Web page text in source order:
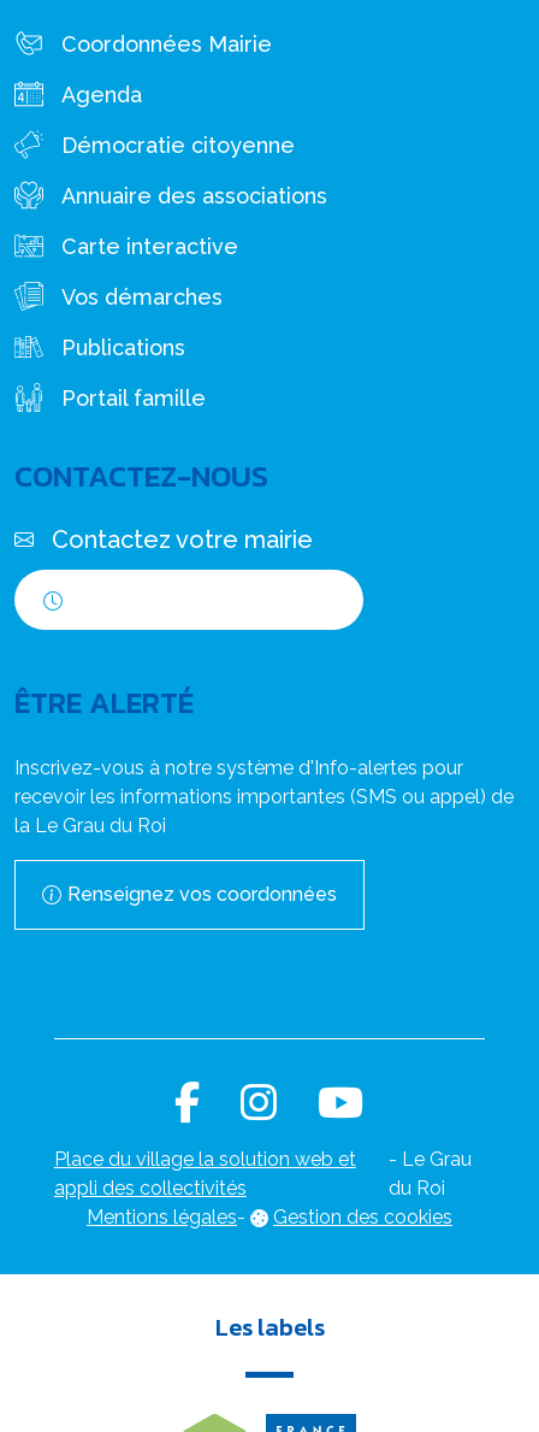
Coordonnées Mairie
Agenda
Démocratie citoyenne
Annuaire des associations
Carte interactive
Vos démarches
Publications
Portail famille
CONTACTEZ-NOUS
Contactez votre mairie
ÊTRE ALERTÉ
Inscrivez-vous à notre système d'Info-alertes pour
recevoir les informations importantes (SMS ou appel) de
la Le Grau du Roi
Renseignez vos coordonnées
Place du village la solution web et
appli des collectivités
- Le Grau
du Roi
Mentions légales- Gestion des cookies
Les labels